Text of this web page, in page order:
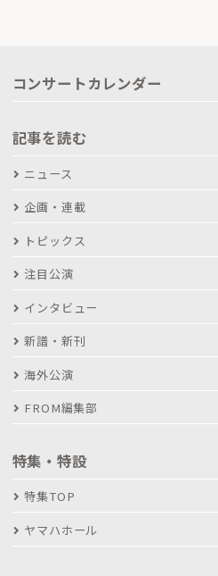
コンサートカレンダー
記事を読む
ニュース
企画・連載
トピックス
注目公演
インタビュー
新譜・新刊
海外公演
FROM編集部
特集・特設
特集TOP
ヤマハホール